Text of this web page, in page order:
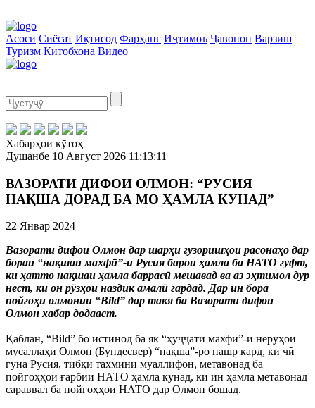
Асосӣ Сиёсат Иқтисод Фарҳанг Иҷтимоъ Ҷавонон Варзиш
Туризм Китобхона Видео
Хабарҳои кӯтоҳ
Душанбе 10 Август 2026 11:13:12
ВАЗОРАТИ ДИФОИ ОЛМОН: “РУСИЯ
НАҚША ДОРАД БА МО ҲАМЛА КУНАД”
22 Январ 2024
Вазорати дифои Олмон дар шарҳи гузоришҳои расонаҳо дар
бораи “нақшаи махфӣ”-и Русия барои ҳамла ба НАТО гуфт,
ки ҳатто нақшаи ҳамла баррасӣ мешавад ва аз эҳтимол дур
нест, ки он рӯзҳои наздик амалӣ гардад. Дар ин бора
пойгоҳи олмонии “Bild” дар такя ба Вазорати дифои
Олмон хабар додааст.
Қаблан, “Bild” бо истинод ба як “ҳуҷҷати махфӣ”-и неруҳои
мусаллаҳи Олмон (Бундесвер) “нақша”-ро нашр кард, ки чӣ
гуна Русия, тибқи тахмини муаллифон, метавонад ба
пойгоҳҳои ғарбии НАТО ҳамла кунад, ки ин ҳамла метавонад
сараввал ба пойгоҳҳои НАТО дар Олмон бошад.